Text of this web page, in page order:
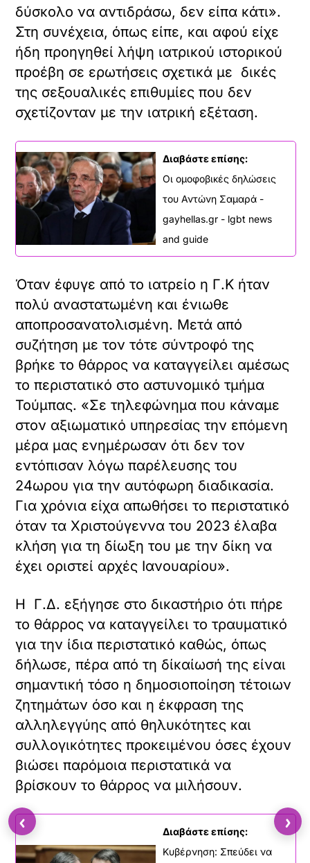
δύσκολο να αντιδράσω, δεν είπα κάτι».
Στη συνέχεια, όπως είπε, και αφού είχε
ήδη προηγηθεί λήψη ιατρικού ιστορικού
προέβη σε ερωτήσεις σχετικά με δικές
της σεξουαλικές επιθυμίες που δεν
σχετίζονταν με την ιατρική εξέταση.
Διαβάστε επίσης:
Οι ομοφοβικές δηλώσεις
του Αντώνη Σαμαρά -
gayhellas.gr - lgbt news
and guide
Όταν έφυγε από το ιατρείο η Γ.Κ ήταν
πολύ αναστατωμένη και ένιωθε
αποπροσανατολισμένη. Μετά από
συζήτηση με τον τότε σύντροφό της
βρήκε το θάρρος να καταγγείλει αμέσως
το περιστατικό στο αστυνομικό τμήμα
Τούμπας. «Σε τηλεφώνημα που κάναμε
στον αξιωματικό υπηρεσίας την επόμενη
μέρα μας ενημέρωσαν ότι δεν τον
εντόπισαν λόγω παρέλευσης του
24ωρου για την αυτόφωρη διαδικασία.
Για χρόνια είχα απωθήσει το περιστατικό
όταν τα Χριστούγεννα του 2023 έλαβα
κλήση για τη δίωξη του με την δίκη να
έχει οριστεί αρχές Ιανουαρίου».
Η Γ.Δ. εξήγησε στο δικαστήριο ότι πήρε
το θάρρος να καταγγείλει το τραυματικό
για την ίδια περιστατικό καθώς, όπως
δήλωσε, πέρα από τη δίκαίωσή της είναι
σημαντική τόσο η δημοσιοποίηση τέτοιων
ζητημάτων όσο και η έκφραση της
αλληλεγγύης από θηλυκότητες και
συλλογικότητες προκειμένου όσες έχουν
βιώσει παρόμοια περιστατικά να
βρίσκουν το θάρρος να μιλήσουν.
Διαβάστε επίσης:
Κυβέρνηση: Σπεύδει να
‹ ›